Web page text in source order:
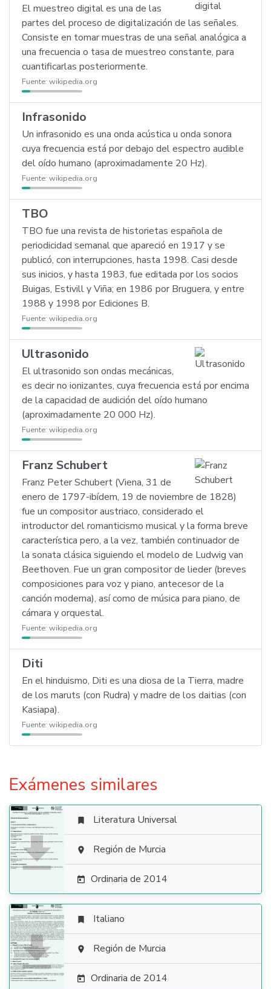
El muestreo digital es una de las
partes del proceso de digitalización de las señales.
Consiste en tomar muestras de una señal analógica a
una frecuencia o tasa de muestreo constante, para
cuantificarlas posteriormente.
Fuente: wikipedia.org
Infrasonido
Un infrasonido es una onda acústica u onda sonora
cuya frecuencia está por debajo del espectro audible
del oído humano (aproximadamente 20 Hz).
Fuente: wikipedia.org
TBO
TBO fue una revista de historietas española de
periodicidad semanal que apareció en 1917 y se
publicó, con interrupciones, hasta 1998. Casi desde
sus inicios, y hasta 1983, fue editada por los socios
Buigas, Estivill y Viña; en 1986 por Bruguera, y entre
1988 y 1998 por Ediciones B.
Fuente: wikipedia.org
Ultrasonido
El ultrasonido son ondas mecánicas,
es decir no ionizantes, cuya frecuencia está por encima
de la capacidad de audición del oído humano
(aproximadamente 20 000 Hz).
Fuente: wikipedia.org
Franz Schubert
Franz Peter Schubert (Viena, 31 de
enero de 1797-ibídem, 19 de noviembre de 1828)
fue un compositor austriaco, considerado el
introductor del romanticismo musical y la forma breve
característica pero, a la vez, también continuador de
la sonata clásica siguiendo el modelo de Ludwig van
Beethoven. Fue un gran compositor de lieder (breves
composiciones para voz y piano, antecesor de la
canción moderna), así como de música para piano, de
cámara y orquestal.
Fuente: wikipedia.org
Diti
En el hinduismo, Diti es una diosa de la Tierra, madre
de los maruts (con Rudra) y madre de los daitias (con
Kasiapa).
Fuente: wikipedia.org
Exámenes similares

 Literatura Universal
 Región de Murcia
 Ordinaria de 2014

 Italiano
 Región de Murcia
 Ordinaria de 2014